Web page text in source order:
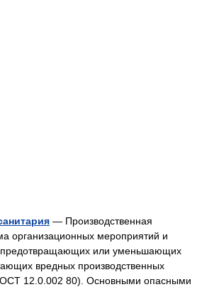
— Производственная
организационных мероприятий и
предотвращающих или уменьшающих
вредных производственных
12.0.002 80). Основными опасными